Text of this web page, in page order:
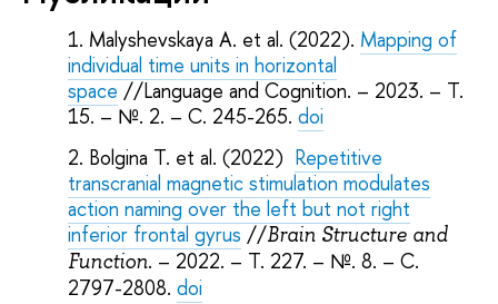
Malyshevskaya A. et al. (2022). Mapping of
individual time units in horizontal
space //Language and Cognition. – 2023. – Т.
15. – №. 2. – С. 245-265.doi
Bolgina T. et al. (2022) Repetitive
transcranial magnetic stimulation modulates
action naming over the left but not right
inferior frontal gyrus //Brain Structure and
Function. – 2022. – Т. 227. – №. 8. – С.
2797-2808.doi